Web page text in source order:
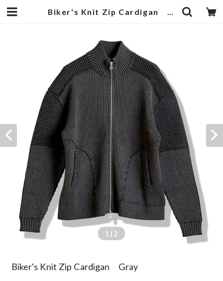
Biker's Knit Zip Cardigan Gray | 武蔵小杉のセレクトショップ【ナクール】-nakool-
1 | 2
Biker's Knit Zip Cardigan Gray